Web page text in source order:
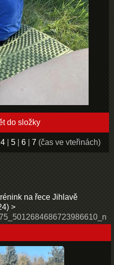
do složky
4 5 6 7 (čas ve vteřinách)
na řece Jihlavě